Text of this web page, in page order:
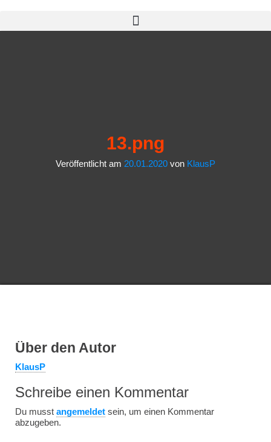
13.png
Veröffentlicht am 20.01.2020 von KlausP
Über den Autor
KlausP
Schreibe einen Kommentar
Du musst angemeldet sein, um einen Kommentar
abzugeben.